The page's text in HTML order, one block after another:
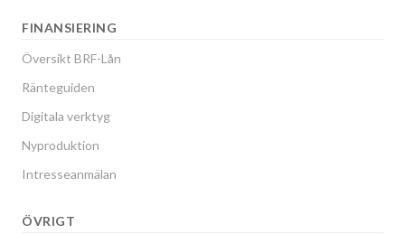
FINANSIERING
Översikt BRF-Lån
Ränteguiden
Digitala verktyg
Nyproduktion
Intresseanmälan
ÖVRIGT